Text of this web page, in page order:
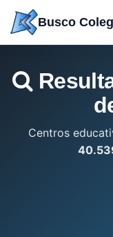
contenido
Busco
Centros